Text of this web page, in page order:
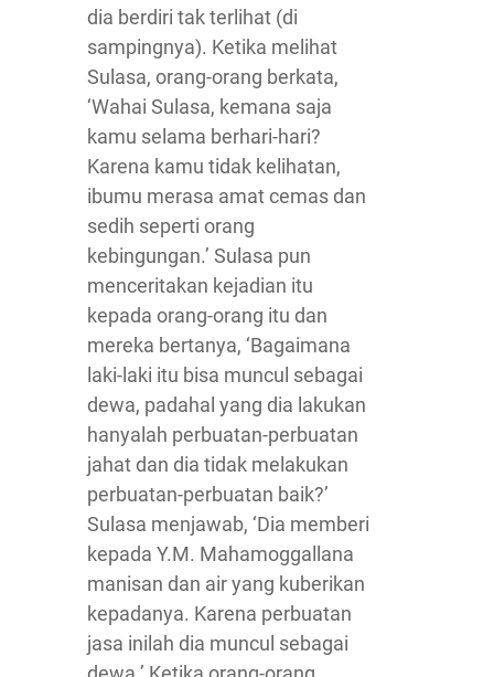
dia berdiri tak terlihat (di
sampingnya). Ketika melihat
Sulasa, orang-orang berkata,
‘Wahai Sulasa, kemana saja
kamu selama berhari-hari?
Karena kamu tidak kelihatan,
ibumu merasa amat cemas dan
sedih seperti orang
kebingungan.’ Sulasa pun
menceritakan kejadian itu
kepada orang-orang itu dan
mereka bertanya, ‘Bagaimana
laki-laki itu bisa muncul sebagai
dewa, padahal yang dia lakukan
hanyalah perbuatan-perbuatan
jahat dan dia tidak melakukan
perbuatan-perbuatan baik?’
Sulasa menjawab, ‘Dia memberi
kepada Y.M. Mahamoggallana
manisan dan air yang kuberikan
kepadanya. Karena perbuatan
jasa inilah dia muncul sebagai